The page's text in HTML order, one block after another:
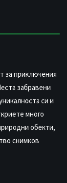
за приключения
забравени
си и
много
обекти,
снимков